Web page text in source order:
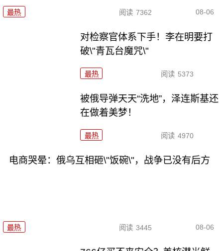
最热 阅读 7362 08-06
对检察官体系下手！李在明要打
破\"青瓦台魔咒\"
最热 阅读 5373
被俄导弹天天“洗地”，泽连斯基还
在做着美梦！
最热 阅读 4970
电商哭晕：俄乌互相砸\"饭碗\"，战争已没有后方
最热 阅读 3445 08-06